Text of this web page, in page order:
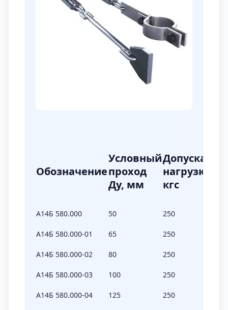
Обозначение
Условный
проход
Ду, мм
нагрузка Р,
кгс
А14Б 580.000 50 250
А14Б 580.000-01 65 250
А14Б 580.000-02 80 250
А14Б 580.000-03 100 250
А14Б 580.000-04 125 250